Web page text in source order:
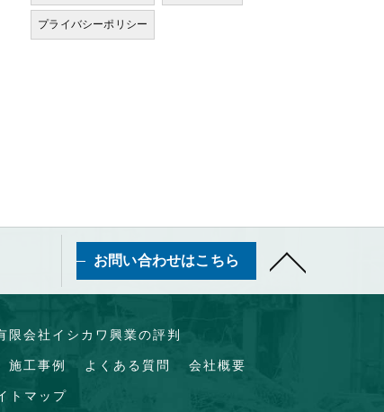
プライバシーポリシー
お問い合わせはこちら
限会社イシカワ興業の評判
施工事例 よくある質問
会社概要
トマップ